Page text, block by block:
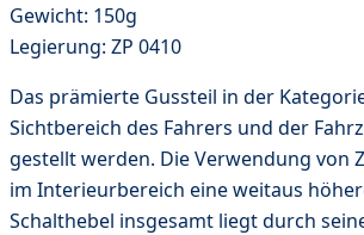
Gewicht: 150g
Legierung: ZP 0410
Das prämierte Gussteil in der
Sichtbereich des Fahrers und der
gestellt werden. Die Verwendung von
im Interieurbereich eine weitaus
Schalthebel insgesamt liegt durch